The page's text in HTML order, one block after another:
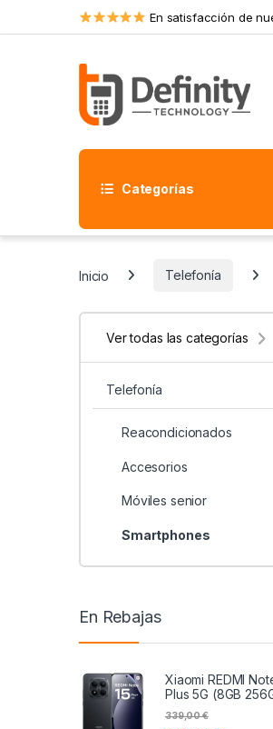
Skip to navigation
Skip to content En satisfacción de
Categorías
Inicio Telefonía
Ver todas las categorías
Telefonía
Reacondicionados
Accesorios
Móviles senior
Smartphones
En Rebajas
Xiaomi REDMI
Plus 5G (8GB
339,00€